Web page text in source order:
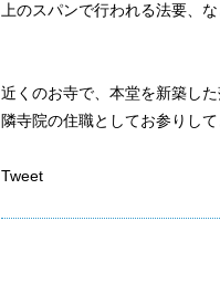
上のスパンで行われる法要、
近くのお寺で、本堂を新築し
隣寺院の住職としてお参りして
Tweet